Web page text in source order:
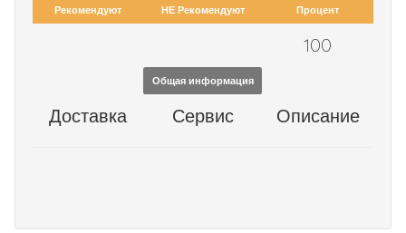
Рекомендуют НЕ Рекомендуют Процент
100
Общая информация
Доставка Сервис Описание